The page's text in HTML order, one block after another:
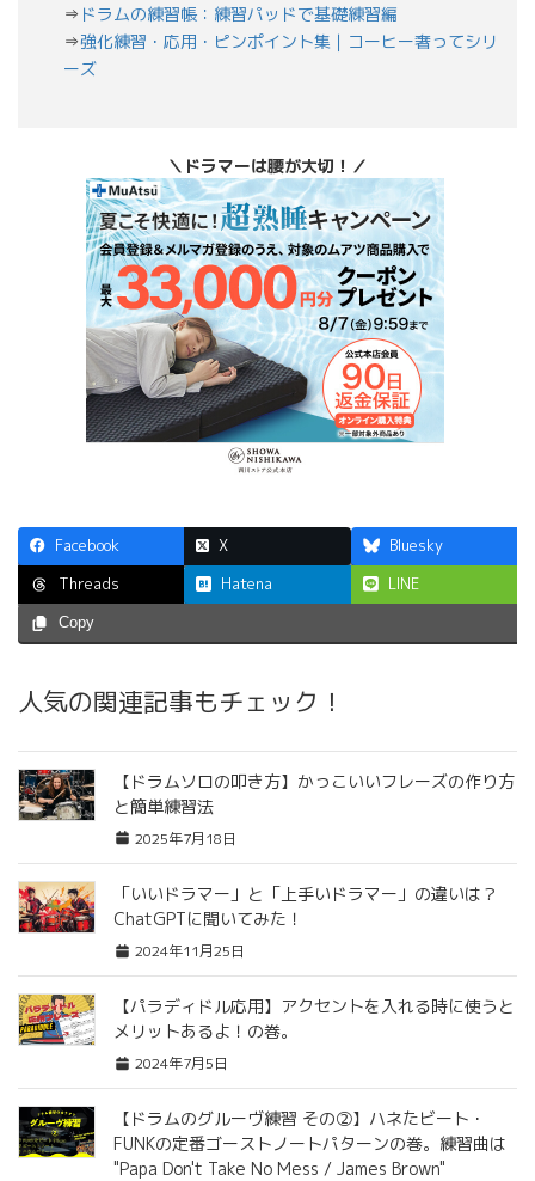
⇒ ドラムの練習帳：練習パッドで基礎練習編
⇒強化練習・応用・ピンポイント集｜コーヒー奢ってシリ
ーズ
＼ドラマーは腰が大切！／
Facebook X
Bluesky
Threads
Hatena LINE
Copy
人気の関連記事もチェック！
【ドラムソロの叩き方】かっこいいフレーズの作り方
と簡単練習法
2025年7月18日
「いいドラマー」と「上手いドラマー」の違いは？
ChatGPTに聞いてみた！
2024年11月25日
【パラディドル応用】アクセントを入れる時に使うと
メリットあるよ！の巻。
2024年7月5日
【ドラムのグルーヴ練習 その②】ハネたビート・
FUNKの定番ゴーストノートパターンの巻。練習曲は
"Papa Don't Take No Mess / James Brown"